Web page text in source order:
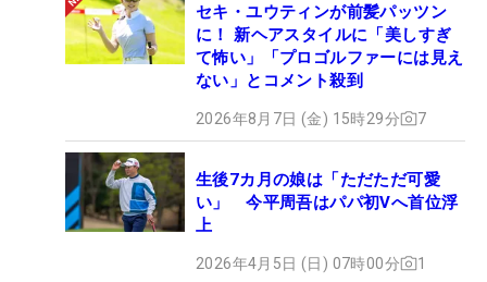
セキ・ユウティンが前髪パッツン
に！ 新ヘアスタイルに「美しすぎ
て怖い」「プロゴルファーには見え
ない」とコメント殺到
2026年8月7日 (金) 15時29分 7
生後7カ月の娘は「ただただ可愛
い」 今平周吾はパパ初Vへ首位浮
上
2026年4月5日 (日) 07時00分 1